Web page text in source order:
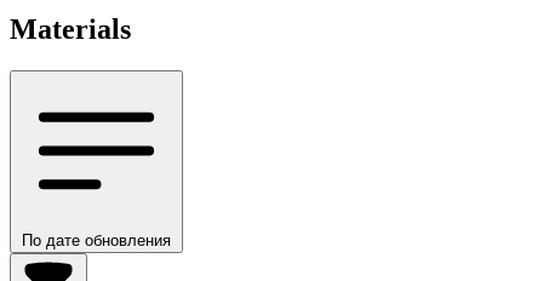
Materials
По дате обновления